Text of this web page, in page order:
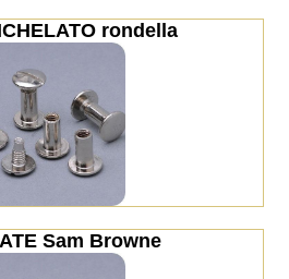
rondella
Sam Browne